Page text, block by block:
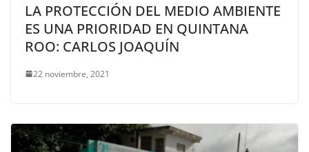
LA PROTECCIÓN DEL MEDIO AMBIENTE
ES UNA PRIORIDAD EN QUINTANA
ROO: CARLOS JOAQUÍN
22 noviembre, 2021